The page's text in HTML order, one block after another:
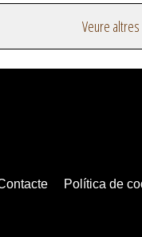
Veure
Política de